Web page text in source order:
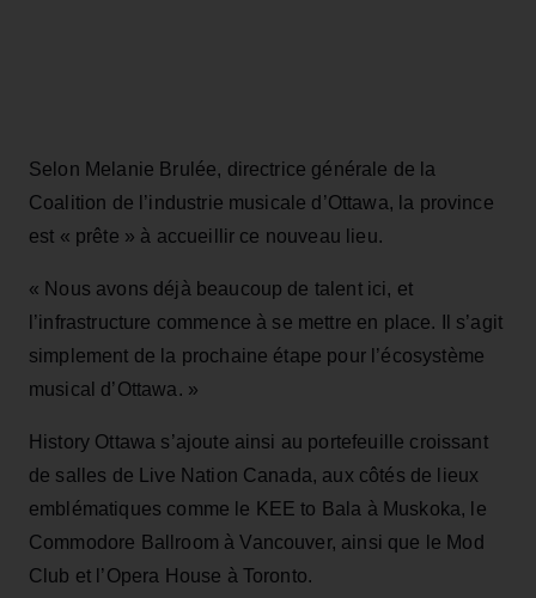
Selon Melanie Brulée, directrice générale de la
Coalition de l’industrie musicale d’Ottawa, la province
est « prête » à accueillir ce nouveau lieu.
« Nous avons déjà beaucoup de talent ici, et
l’infrastructure commence à se mettre en place. Il s’agit
simplement de la prochaine étape pour l’écosystème
musical d’Ottawa. »
History Ottawa s’ajoute ainsi au portefeuille croissant
de salles de Live Nation Canada, aux côtés de lieux
emblématiques comme le KEE to Bala à Muskoka, le
Commodore Ballroom à Vancouver, ainsi que le Mod
Club et l’Opera House à Toronto.